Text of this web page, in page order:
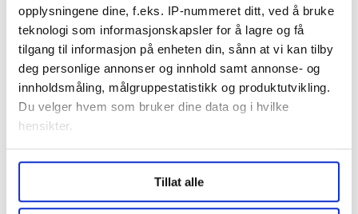
opplysningene dine, f.eks. IP-nummeret ditt, ved å bruke
teknologi som informasjonskapsler for å lagre og få
tilgang til informasjon på enheten din, sånn at vi kan tilby
deg personlige annonser og innhold samt annonse- og
innholdsmåling, målgruppestatistikk og produktutvikling.
Du velger hvem som bruker dine data og i hvilke
hensikter.
Undermer infokan du lese om hvordan dine personlige
data behandles og hvordan du kan velge hvordan de skal
brukes. Du kan hele tiden endre eller trekke tilbake ditt
Tillat alle
Dette er en sak fra
Vi skriver om de ansatte i staten og
virksomheter med statlig tilknytning.
Les mer fra oss